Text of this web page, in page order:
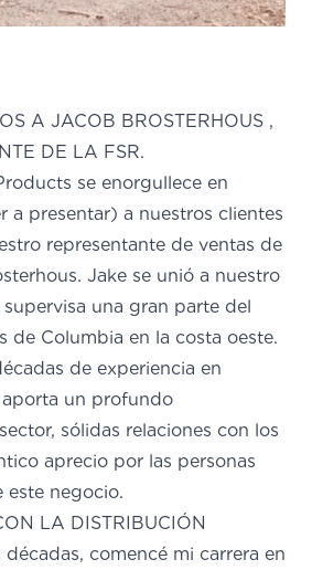
A JACOB BROSTERHOUS ,
DE LA FSR.
se enorgullece en
a presentar) a nuestros clientes
representante de ventas de
Jake se unió a nuestro
una gran parte del
de Columbia en la costa oeste.
de experiencia en
un profundo
sólidas relaciones con los
aprecio por las personas
este negocio.
LA DISTRIBUCIÓN
décadas, comencé mi carrera en